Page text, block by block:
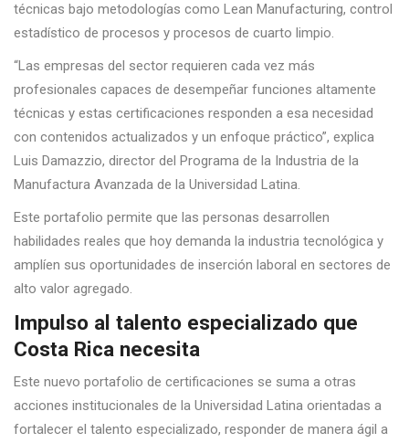
técnicas bajo metodologías como Lean Manufacturing, control
estadístico de procesos y procesos de cuarto limpio.
“Las empresas del sector requieren cada vez más
profesionales capaces de desempeñar funciones altamente
técnicas y estas certificaciones responden a esa necesidad
con contenidos actualizados y un enfoque práctico”, explica
Luis Damazzio, director del Programa de la Industria de la
Manufactura Avanzada de la Universidad Latina.
Este portafolio permite que las personas desarrollen
habilidades reales que hoy demanda la industria tecnológica y
amplíen sus oportunidades de inserción laboral en sectores de
alto valor agregado.
Impulso al talento especializado que
Costa Rica necesita
Este nuevo portafolio de certificaciones se suma a otras
acciones institucionales de la Universidad Latina orientadas a
fortalecer el talento especializado, responder de manera ágil a